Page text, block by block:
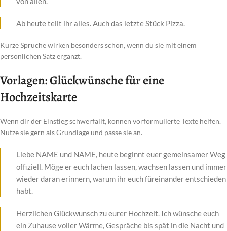
Ab heute teilt ihr alles. Auch das letzte Stück Pizza.
Kurze Sprüche wirken besonders schön, wenn du sie mit einem
persönlichen Satz ergänzt.
Vorlagen: Glückwünsche für eine
Hochzeitskarte
Wenn dir der Einstieg schwerfällt, können vorformulierte Texte helfen.
Nutze sie gern als Grundlage und passe sie an.
Liebe NAME und NAME, heute beginnt euer gemeinsamer Weg
offiziell. Möge er euch lachen lassen, wachsen lassen und immer
wieder daran erinnern, warum ihr euch füreinander entschieden
habt.
Herzlichen Glückwunsch zu eurer Hochzeit. Ich wünsche euch
ein Zuhause voller Wärme, Gespräche bis spät in die Nacht und